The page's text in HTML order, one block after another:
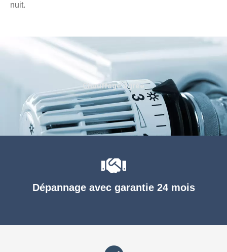
nuit.
Dépannage avec garantie 24 mois
Chauffage agréé